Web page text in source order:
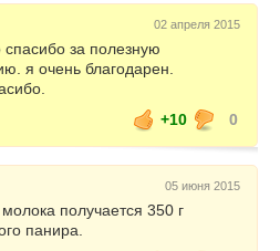
02 апреля 2015
за полезную
я очень благодарен.
+10
0
05 июня 2015
получается 350 г
панира.